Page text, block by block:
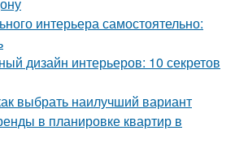
интерьера самостоятельно:
дизайн интерьеров: 10 секретов
выбрать наилучший вариант
в планировке квартир в